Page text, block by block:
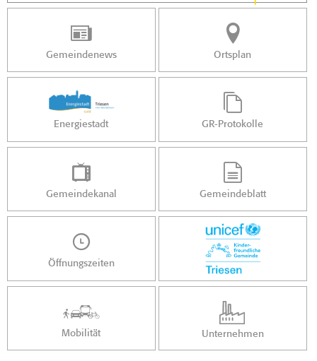
Gemeindenews Ortsplan
Energiestadt GR-Protokolle
Gemeindekanal Gemeindeblatt
Öffnungszeiten
Mobilität Unternehmen